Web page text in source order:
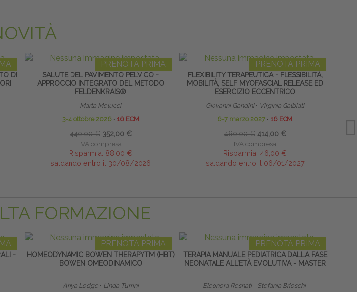
DI
PRENOTA PRIMA
SALUTE DEL PAVIMENTO PELVICO -
APPROCCIO INTEGRATO DEL METODO
FELDENKRAIS®
Marta Melucci
3-4 ottobre 2026 ∙ 16 ECM
440,00 € 352,00 €
IVA compresa
Risparmia: 88,00 €
saldando entro il 30/08/2026
PRENOTA PRIMA
FLEXIBILITY TERAPEUTICA - FLESSIBILITÀ,
MOBILITÀ, SELF MYOFASCIAL RELEASE ED
ESERCIZIO ECCENTRICO
Giovanni Gandini ∙ Virginia Galbiati
6-7 marzo 2027 ∙ 16 ECM
460,00 € 414,00 €
IVA compresa
Risparmia: 46,00 €
saldando entro il 06/01/2027
FORMAZIONE
-
PRENOTA PRIMA
HOMEODYNAMIC BOWEN THERAPYTM (HBT)
BOWEN OMEODINAMICO
Ariya Lodge ∙ Linda Turrini
PRENOTA PRIMA
TERAPIA MANUALE PEDIATRICA DALLA FASE
NEONATALE ALL’ETÀ EVOLUTIVA - MASTER
Eleonora Resnati - Stefania Brioschi